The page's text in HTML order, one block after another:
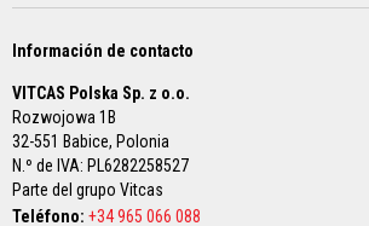
vidrio
estufas
Kits
de
repuesto
Información de contacto
VITCAS Polska Sp. z o.o.
Rozwojowa 1B
32-551 Babice, Polonia
N.º de IVA: PL6282258527
Parte del grupo Vitcas
Teléfono: +34 965 066 088